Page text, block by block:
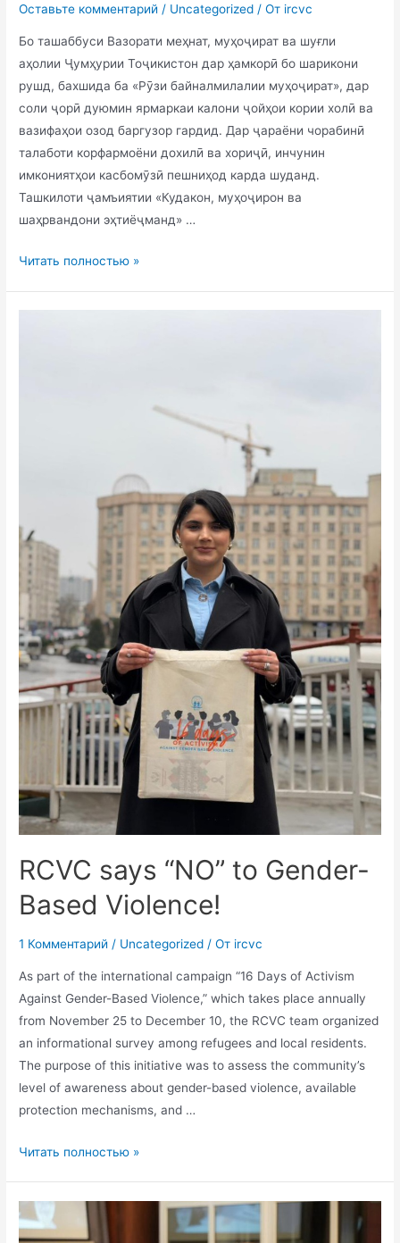
Оставьте комментарий / Uncategorized / От ircvc
Бо ташаббуси Вазорати меҳнат, муҳоҷират ва шуғли
аҳолии Ҷумҳурии Тоҷикистон дар ҳамкорӣ бо шарикони
рушд, бахшида ба «Рӯзи байналмилалии муҳоҷират», дар
соли ҷорӣ дуюмин ярмаркаи калони ҷойҳои кории холӣ ва
вазифаҳои озод баргузор гардид. Дар ҷараёни чорабинӣ
талаботи корфармоёни дохилӣ ва хориҷӣ, инчунин
имкониятҳои касбомӯзӣ пешниҳод карда шуданд.
Ташкилоти ҷамъиятии «Кудакон, муҳоҷирон ва
шаҳрвандони эҳтиёҷманд» …
Читать полностью »
RCVC says “NO” to Gender-
Based Violence!
1 Комментарий / Uncategorized / От ircvc
As part of the international campaign “16 Days of Activism
Against Gender-Based Violence,” which takes place annually
from November 25 to December 10, the RCVC team organized
an informational survey among refugees and local residents.
The purpose of this initiative was to assess the community’s
level of awareness about gender-based violence, available
protection mechanisms, and …
Читать полностью »